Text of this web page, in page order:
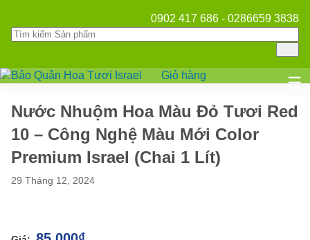
0902 417 686 - 0286659 3838
☰
Giỏ hàng
Nước Nhuộm Hoa Màu Đỏ Tươi Red
10 – Công Nghệ Màu Mới Color
Premium Israel (Chai 1 Lít)
29 Tháng 12, 2024